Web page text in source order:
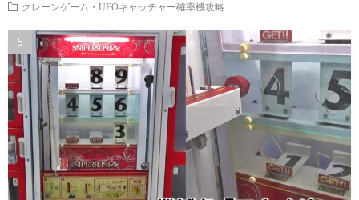
クレーンゲーム・UFOキャッチャー確率機攻略